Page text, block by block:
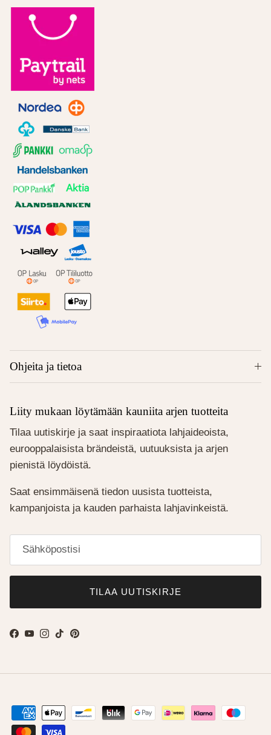
Ohjeita ja tietoa
Liity mukaan löytämään kauniita arjen tuotteita
Tilaa uutiskirje ja saat inspiraatiota lahjaideoista,
eurooppalaisista brändeistä, uutuuksista ja arjen
pienistä löydöistä.
Saat ensimmäisenä tiedon uusista tuotteista,
kampanjoista ja kauden parhaista lahjavinkeistä.
TILAA UUTISKIRJE
Facebook
YouTube
Instagram
TikTokPinterest